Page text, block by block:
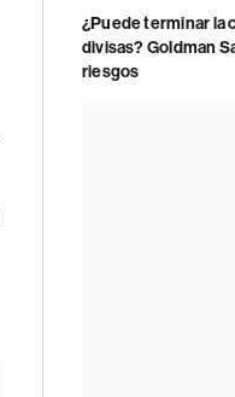
¿Puede terminar la
divisas? Goldman
riesgos